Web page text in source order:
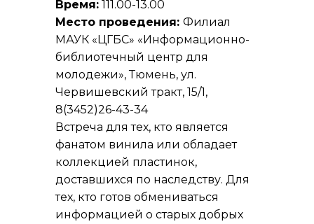
Время: 111.00-13.00
Место проведения: Филиал
МАУК «ЦГБС» «Информационно-
библиотечный центр для
молодежи», Тюмень, ул.
Червишевский тракт, 15/1,
8(3452)26-43-34
Встреча для тех, кто является
фанатом винила или обладает
коллекцией пластинок,
доставшихся по наследству. Для
тех, кто готов обмениваться
информацией о старых добрых